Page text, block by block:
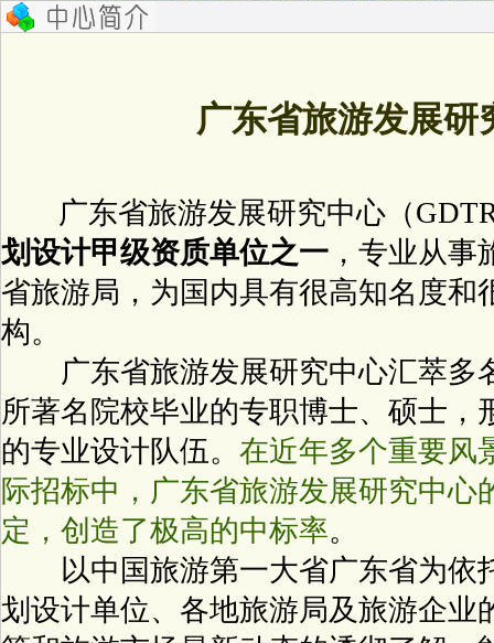
广东省旅游发展研
广东省旅游发展研究中心（
划设计甲级资质单位之一 ，专业从
省旅游局 ，为国内具有很高知名度
构。
广东省旅游发展研究中心汇萃多
所著名院校毕业的专职博士、硕士，
的专业设计队伍。 在近年多个重要风
际招标中，广东省旅游发展研究中心
定，创造了极高的中标率。
以中国旅游第一大省广东省为依
划设计单位、各地旅游局及旅游企业